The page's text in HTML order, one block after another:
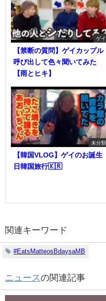
ゲイ
【禁断の質問】ゲイカップル
呼び出して色々聞いてみた
【雨とヒキ】
未分類
【韓国VLOG】ゲイのお誕生
日韓国旅行🇰🇷
関連キーワード
#EatsMatteosBdaysaMB
ニュースの関連記事